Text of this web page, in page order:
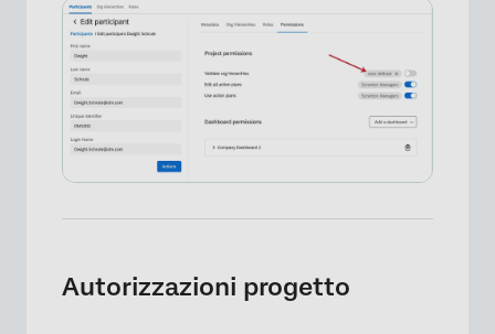
Autorizzazioni progetto